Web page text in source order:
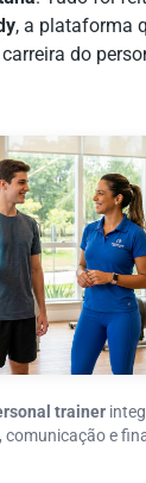
, a plataforma
do
trainer
comunicação e